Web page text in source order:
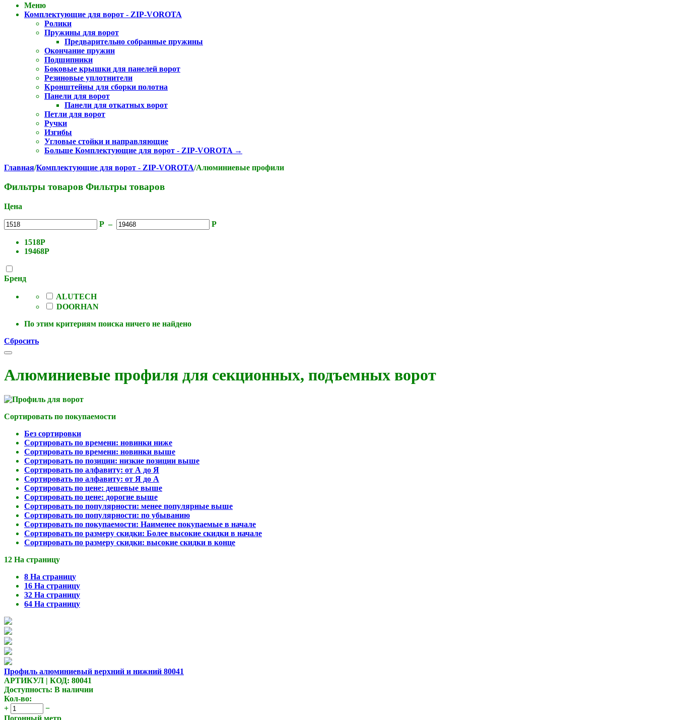
Меню
Комплектующие для ворот - ZIP-VOROTA
Ролики
Пружины для ворот
Предварительно собранные пружины
Окончание пружин
Подшипники
Боковые крышки для панелей ворот
Резиновые уплотнители
Кронштейны для сборки полотна
Панели для ворот
Панели для откатных ворот
Петли для ворот
Ручки
Изгибы
Угловые стойки и направляющие
Больше Комплектующие для ворот - ZIP-VOROTA →
Главная/Комплектующие для ворот - ZIP-VOROTA/Алюминиевые профили
Фильтры товаров Фильтры товаров
Цена
Р – Р
1518Р
19468Р
Бренд
ALUTECH
DOORHAN
По этим критериям поиска ничего не найдено
Сбросить
Алюминиевые профиля для секционных, подъемных ворот
Сортировать по покупаемости
Без сортировки
Сортировать по времени: новинки ниже
Сортировать по времени: новинки выше
Сортировать по позиции: низкие позиции выше
Сортировать по алфавиту: от А до Я
Сортировать по алфавиту: от Я до А
Сортировать по цене: дешевые выше
Сортировать по цене: дорогие выше
Сортировать по популярности: менее популярные выше
Сортировать по популярности: по убыванию
Сортировать по покупаемости: Наименее покупаемые в начале
Сортировать по размеру скидки: Более высокие скидки в начале
Сортировать по размеру скидки: высокие скидки в конце
12 На страницу
8 На страницу
16 На страницу
32 На страницу
64 На страницу
Профиль алюминиевый верхний и нижний 80041
АРТИКУЛ | КОД: 80041
Доступность: В наличии
Кол-во:
+
−
Погонный метр